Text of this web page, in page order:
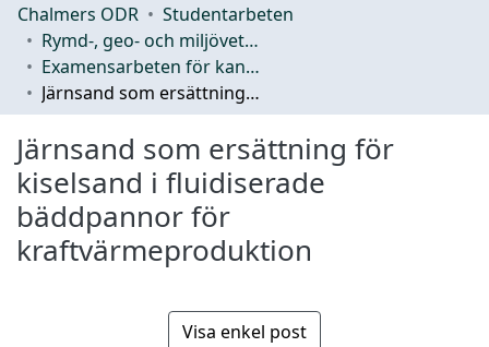
Chalmers ODR
Studentarbeten
Rymd-, geo- och miljövetenskap (SEE)
Examensarbeten för kandidatexamen
Järnsand som ersättning för kiselsand i fluidiserade bäddpannor för kraftvärmeproduktion
Järnsand som ersättning för
kiselsand i fluidiserade
bäddpannor för
kraftvärmeproduktion
Visa enkel post